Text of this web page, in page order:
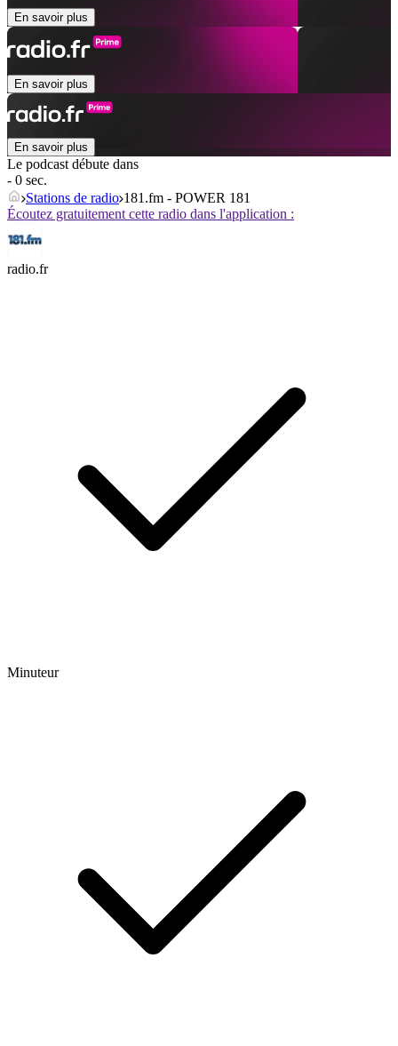
En savoir plus
En savoir plus
En savoir plus
Le podcast débute dans
- 0 sec.
Stations de radio 181.fm - POWER 181
Écoutez gratuitement cette radio dans l'application :
radio.fr
Minuteur